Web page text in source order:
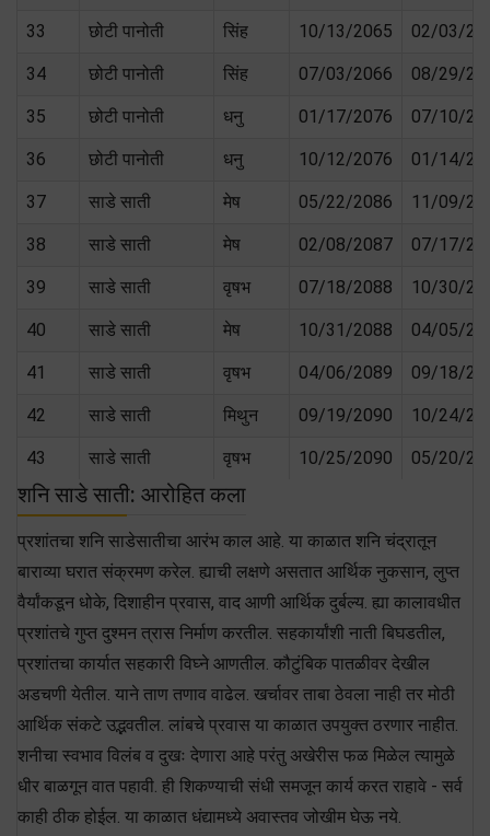
33 छोटी पानोती सिंह 10/13/2065 02/03/
34 छोटी पानोती सिंह 07/03/2066 08/29/
35 छोटी पानोती धनु 01/17/2076 07/10/
36 छोटी पानोती धनु 10/12/2076 01/14/
37 साडे साती मेष 05/22/2086 11/09/
38 साडे साती मेष 02/08/2087 07/17/
39 साडे साती वृषभ 07/18/2088 10/30/
40 साडे साती मेष 10/31/2088 04/05/
41 साडे साती वृषभ 04/06/2089 09/18/
42 साडे साती मिथुन 09/19/2090 10/24/
43 साडे साती वृषभ 10/25/2090 05/20/
शनि साडे साती: आरोहित कला
प्रशांतचा शनि साडेसातीचा आरंभ काल आहे. या काळात शनि चंद्रातून
बाराव्या घरात संक्रमण करेल. ह्याची लक्षणे असतात आर्थिक नुकसान, लुप्त
वैर्यांकडून धोके, दिशाहीन प्रवास, वाद आणी आर्थिक दुर्बल्य. ह्या कालावधीत
प्रशांतचे गुप्त दुश्मन त्रास निर्माण करतील. सहकार्यांशी नाती बिघडतील,
प्रशांतचा कार्यात सहकारी विघ्ने आणतील. कौटुंबिक पातळीवर देखील
अडचणी येतील. याने ताण तणाव वाढेल. खर्चावर ताबा ठेवला नाही तर मोठी
आर्थिक संकटे उद्भवतील. लांबचे प्रवास या काळात उपयुक्त ठरणार नाहीत.
शनीचा स्वभाव विलंब व दुखः देणारा आहे परंतु अखेरीस फळ मिळेल त्यामुळे
धीर बाळगून वात पहावी. ही शिकण्याची संधी समजून कार्य करत राहावे - सर्व
काही ठीक होईल. या काळात धंद्यामध्ये अवास्तव जोखीम घेऊ नये.